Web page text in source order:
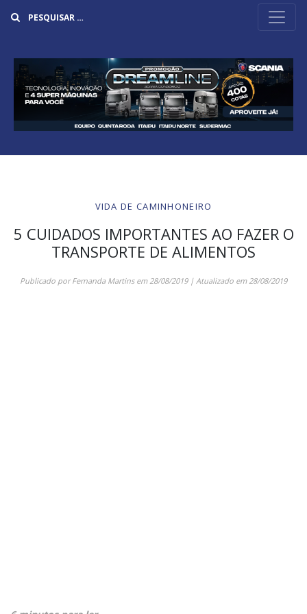
VIDA DE CAMINHONEIRO
5 CUIDADOS IMPORTANTES AO FAZER O
TRANSPORTE DE ALIMENTOS
Publicado porFernanda Martinsem28/08/2019| Atualizado em28/08/2019